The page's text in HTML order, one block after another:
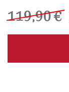
119,90€